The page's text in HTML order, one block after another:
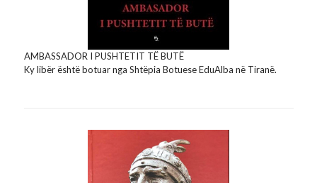
AMBASSADOR I PUSHTETIT TË BUTË
Ky libër është botuar nga Shtëpia Botuese EduAlba në Tiranë.